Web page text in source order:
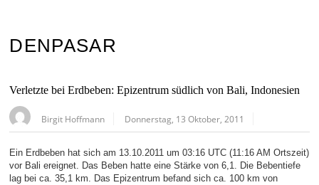
DENPASAR
Verletzte bei Erdbeben: Epizentrum südlich von Bali, Indonesien
Birgit Hoffmann Donnerstag, 13 Oktober, 2011
Ein Erdbeben hat sich am 13.10.2011 um 03:16 UTC (11:16 AM Ortszeit)
vor Bali ereignet. Das Beben hatte eine Stärke von 6,1. Die Bebentiefe
lag bei ca. 35,1 km. Das Epizentrum befand sich ca. 100 km von